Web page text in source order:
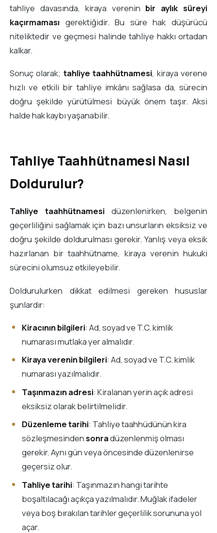
tahliye davasında, kiraya verenin bir aylık süreyi
kaçırmaması gerektiğidir. Bu süre hak düşürücü
niteliktedir ve geçmesi halinde tahliye hakkı ortadan
kalkar.
Sonuç olarak; tahliye taahhütnamesi, kiraya verene
hızlı ve etkili bir tahliye imkânı sağlasa da, sürecin
doğru şekilde yürütülmesi büyük önem taşır. Aksi
halde hak kaybı yaşanabilir.
Tahliye Taahhütnamesi Nasıl
Doldurulur?
Tahliye taahhütnamesi düzenlenirken, belgenin
geçerliliğini sağlamak için bazı unsurların eksiksiz ve
doğru şekilde doldurulması gerekir. Yanlış veya eksik
hazırlanan bir taahhütname, kiraya verenin hukuki
sürecini olumsuz etkileyebilir.
Doldurulurken dikkat edilmesi gereken hususlar
şunlardır:
Kiracının bilgileri: Ad, soyad ve T.C. kimlik
numarası mutlaka yer almalıdır.
Kiraya verenin bilgileri: Ad, soyad ve T.C. kimlik
numarası yazılmalıdır.
Taşınmazın adresi: Kiralanan yerin açık adresi
eksiksiz olarak belirtilmelidir.
Düzenleme tarihi: Tahliye taahhüdünün kira
sözleşmesindensonradüzenlenmiş olması
gerekir. Aynı gün veya öncesinde düzenlenirse
geçersiz olur.
Tahliye tarihi: Taşınmazın hangi tarihte
boşaltılacağı açıkça yazılmalıdır. Muğlak ifadeler
veya boş bırakılan tarihler geçerlilik sorununa yol
açar.